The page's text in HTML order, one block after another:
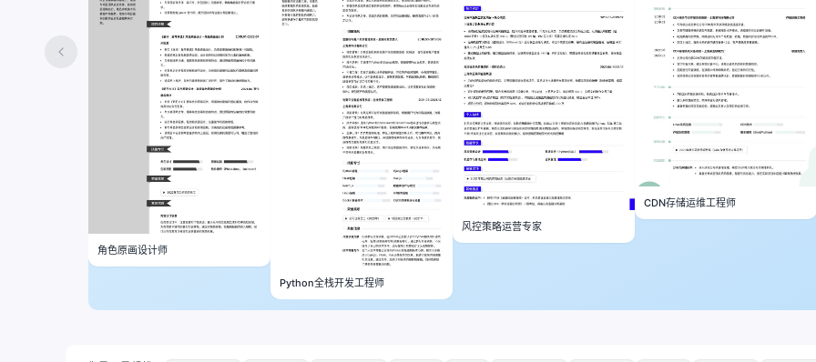
角色原画设计师
Python全栈开发工程师
风控策略运营专家
CDN存储运维工程师